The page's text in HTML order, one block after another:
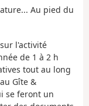
Au pied du
l'activité
de 1 à 2 h
tout au long
Gîte &
se feront un